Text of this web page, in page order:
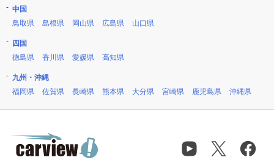
中国
鳥取県
島根県 岡山県 広島県 山口県
四国
徳島県
香川県 愛媛県 高知県
九州・沖縄
福岡県
佐賀県 長崎県 熊本県 大分県 宮崎県 鹿児島県 沖縄県